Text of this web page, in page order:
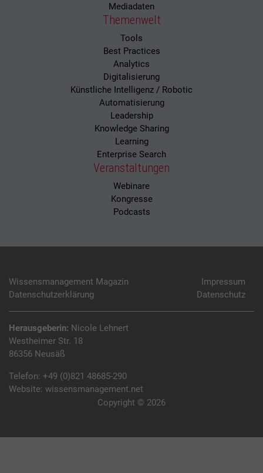
Mediadaten
Themenwelt
Tools
Best Practices
Analytics
Digitalisierung
Künstliche Intelligenz / Robotic
Automatisierung
Leadership
Knowledge Sharing
Learning
Enterprise Search
Veranstaltungen
Webinare
Kongresse
Podcasts
Wissensmanagement Magazin
Impressum
Datenschutzerklärung
Datenschutz
Herausgeberin: Nicole Lehnert
Westheimer Str. 18
86356 Neusäß
Telefon: +49 (0)821 48685-290
Website: wissensmanagement.net
Copyright © 2026